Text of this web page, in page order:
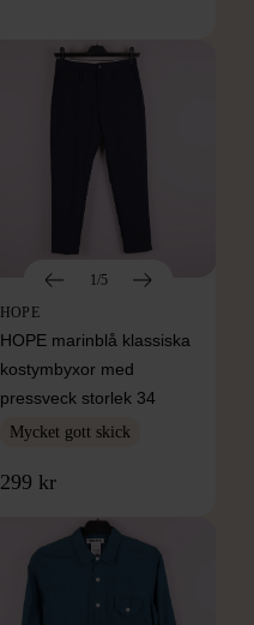
1/5
HOPE
HOPE marinblå klassiska
kostymbyxor med
pressveck storlek 34
Mycket gott skick
299 kr